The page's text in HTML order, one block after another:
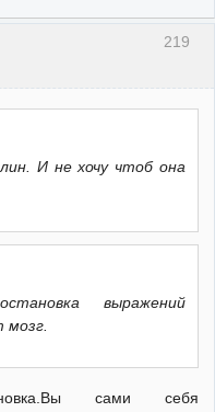
219
И не хочу чтоб она
выражений
мозг.
сами себя